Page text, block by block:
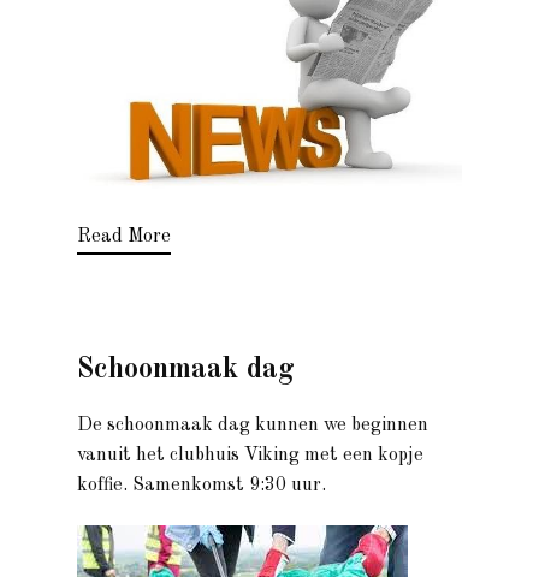
Read More
Schoonmaak dag
De schoonmaak dag kunnen we beginnen
vanuit het clubhuis Viking met een kopje
koffie. Samenkomst 9:30 uur.